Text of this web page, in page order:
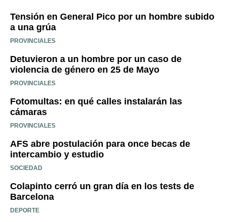
Tensión en General Pico por un hombre subido
a una grúa
PROVINCIALES
Detuvieron a un hombre por un caso de
violencia de género en 25 de Mayo
PROVINCIALES
Fotomultas: en qué calles instalarán las
cámaras
PROVINCIALES
AFS abre postulación para once becas de
intercambio y estudio
SOCIEDAD
Colapinto cerró un gran día en los tests de
Barcelona
DEPORTE